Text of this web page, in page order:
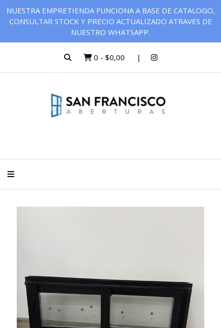
NUESTRA EMPRETIENDA FUNCIONA A BASE DE CATALOGO,
CONSULTAR STOCK Y PRECIO ACTUALIZADO ATRAVES DE
NUESTRO WHATSAPP.
0 - $0,00